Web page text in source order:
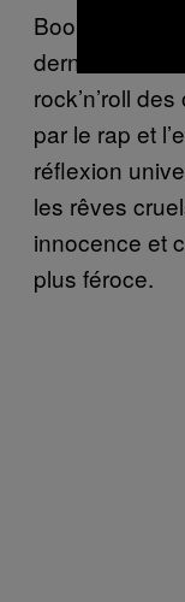
Booba…
dernier
rock’n’roll
par le rap et
réflexion
les rêves
innocence et
plus féroce.